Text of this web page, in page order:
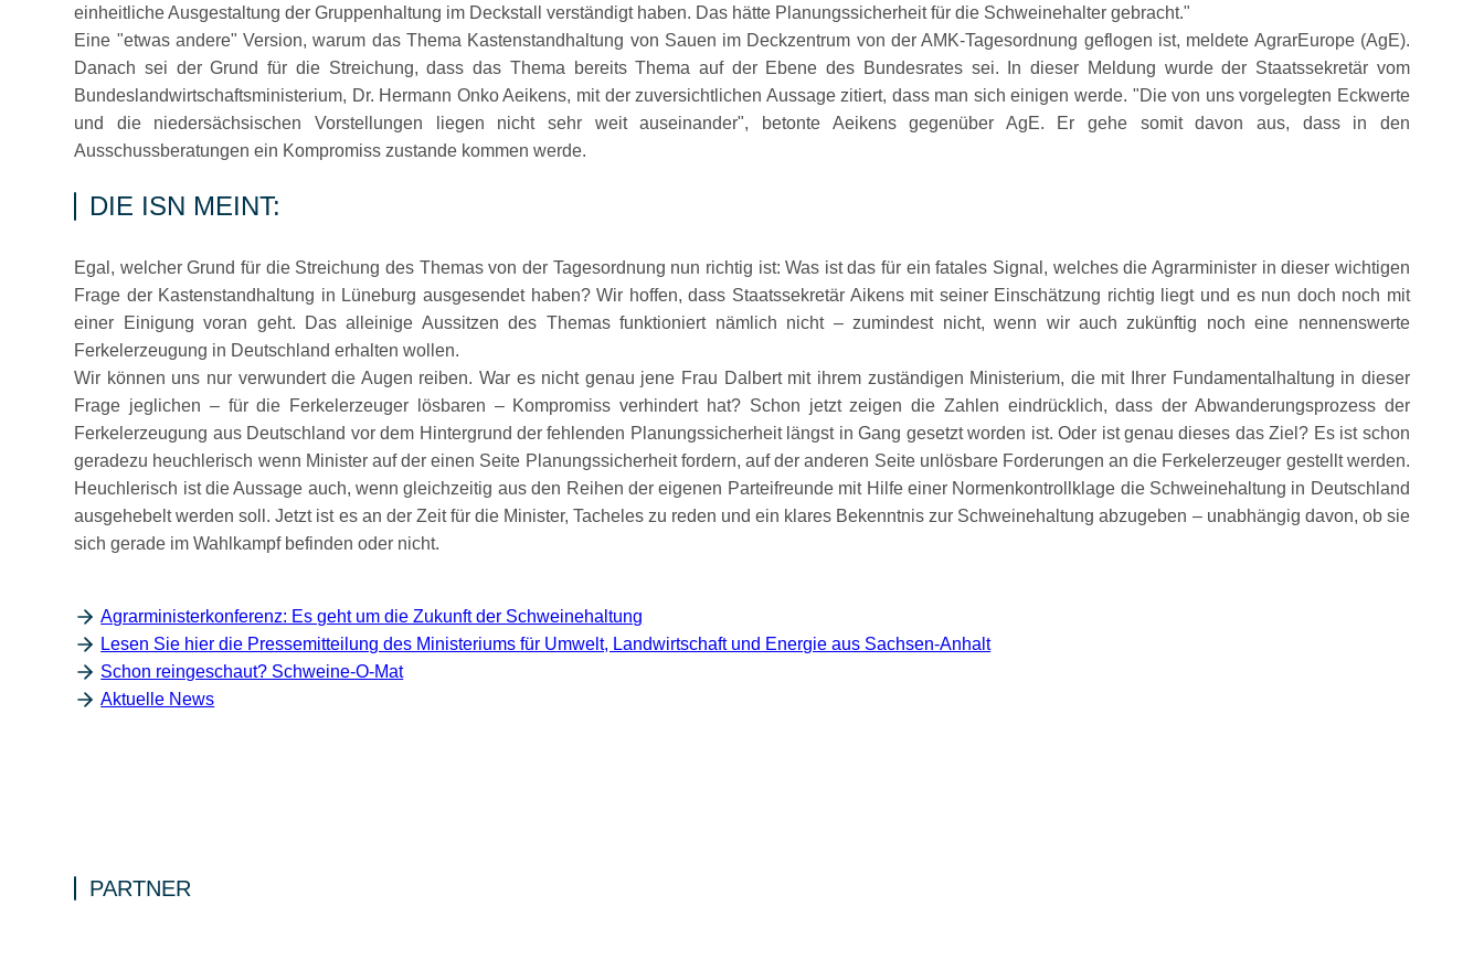
einheitliche Ausgestaltung der Gruppenhaltung im Deckstall verständigt haben. Das hätte Planungssicherheit für die Schweinehalter gebracht.
Eine
etwas andere
Version, warum das Thema Kastenstandhaltung von Sauen im Deckzentrum von der AMK-Tagesordnung geflogen ist, meldete AgrarEurope (AgE).
Danach sei der Grund für die Streichung, dass das Thema bereits Thema auf der Ebene des Bundesrates sei. In dieser Meldung wurde der Staatssekretär vom
Bundeslandwirtschaftsministerium, Dr. Hermann Onko Aeikens, mit der zuversichtlichen Aussage zitiert, dass man sich einigen werde.
Die von uns vorgelegten Eckwerte
und die niedersächsischen Vorstellungen liegen nicht sehr weit auseinander , betonte Aeikens gegenüber AgE. Er gehe somit davon aus, dass in den
Ausschussberatungen ein Kompromiss zustande kommen werde.
DIE ISN MEINT:
Egal, welcher Grund für die Streichung des Themas von der Tagesordnung nun richtig ist: Was ist das für ein fatales Signal, welches die Agrarminister in dieser wichtigen
Frage der Kastenstandhaltung in Lüneburg ausgesendet haben? Wir hoffen, dass Staatssekretär Aikens mit seiner Einschätzung richtig liegt und es nun doch noch mit
einer Einigung voran geht. Das alleinige Aussitzen des Themas funktioniert nämlich nicht – zumindest nicht, wenn wir auch zukünftig noch eine nennenswerte
Ferkelerzeugung in Deutschland erhalten wollen.
Wir können uns nur verwundert die Augen reiben. War es nicht genau jene Frau Dalbert mit ihrem zuständigen Ministerium, die mit Ihrer Fundamentalhaltung in dieser
Frage jeglichen – für die Ferkelerzeuger lösbaren – Kompromiss verhindert hat? Schon jetzt zeigen die Zahlen eindrücklich, dass der Abwanderungsprozess der
Ferkelerzeugung aus Deutschland vor dem Hintergrund der fehlenden Planungssicherheit längst in Gang gesetzt worden ist. Oder ist genau dieses das Ziel? Es ist schon
geradezu heuchlerisch wenn Minister auf der einen Seite Planungssicherheit fordern, auf der anderen Seite unlösbare Forderungen an die Ferkelerzeuger gestellt werden.
Heuchlerisch ist die Aussage auch, wenn gleichzeitig aus den Reihen der eigenen Parteifreunde mit Hilfe einer Normenkontrollklage die Schweinehaltung in Deutschland
ausgehebelt werden soll. Jetzt ist es an der Zeit für die Minister, Tacheles zu reden und ein klares Bekenntnis zur Schweinehaltung abzugeben – unabhängig davon, ob sie
sich gerade im Wahlkampf befinden oder nicht.
Agrarministerkonferenz: Es geht um die Zukunft der Schweinehaltung
Lesen Sie hier die Pressemitteilung des Ministeriums für Umwelt, Landwirtschaft und Energie aus Sachsen-Anhalt
Schon reingeschaut? Schweine-O-Mat
Aktuelle News
PARTNER